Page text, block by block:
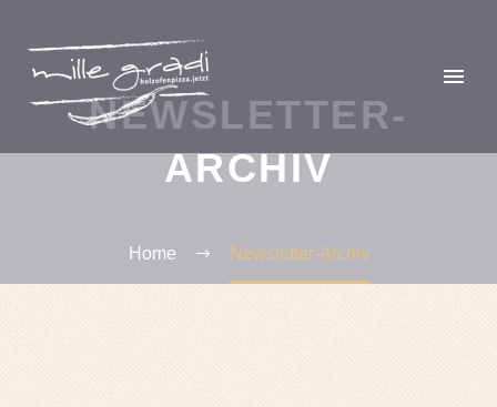
NEWSLETTER-
ARCHIV
Home Newsletter-Archiv